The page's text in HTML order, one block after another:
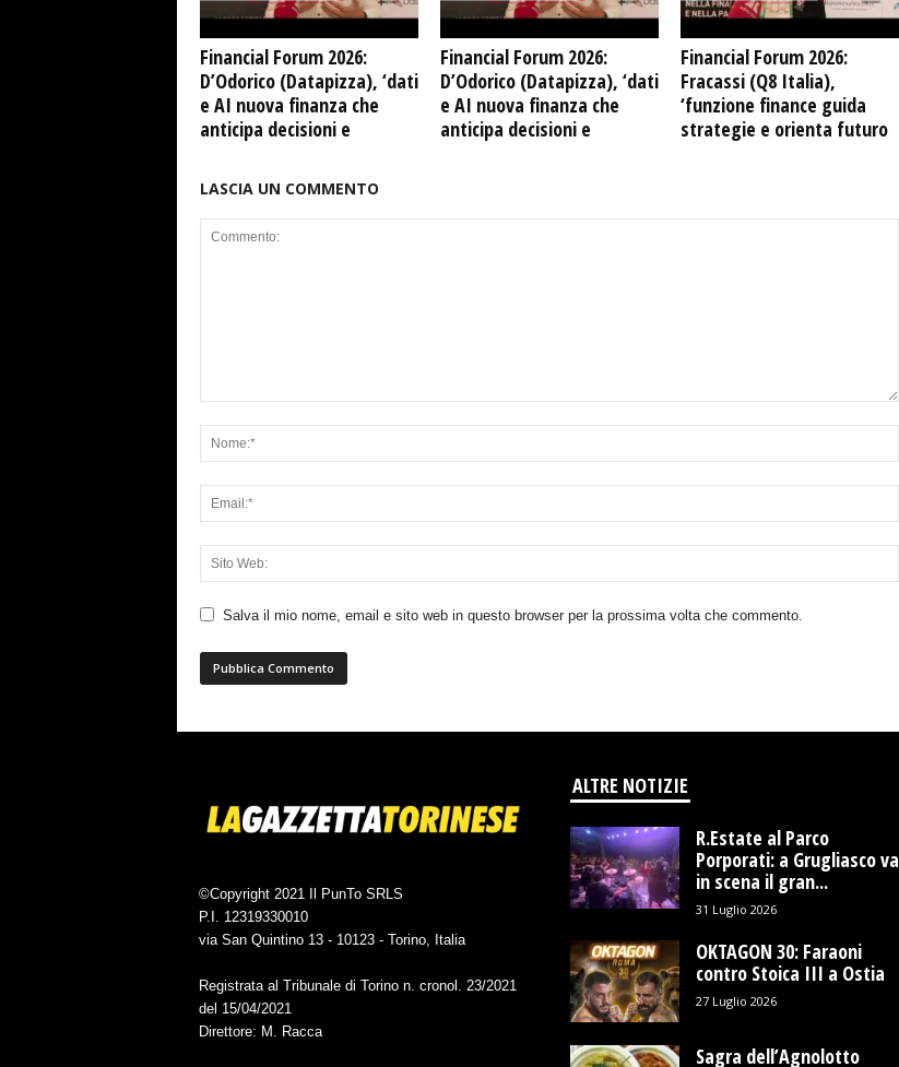
Financial Forum 2026:
D’Odorico (Datapizza), ‘dati
e AI nuova finanza che
anticipa decisioni e
Financial Forum 2026:
D’Odorico (Datapizza), ‘dati
e AI nuova finanza che
anticipa decisioni e
Financial Forum 2026:
Fracassi (Q8 Italia),
‘funzione finance guida
strategie e orienta futuro
LASCIA UN COMMENTO
Salva il mio nome, email e sito web in questo browser per la prossima volta che commento.
©Copyright 2021 Il PunTo SRLS
P.I. 12319330010
via San Quintino 13 - 10123 - Torino, Italia
Registrata al Tribunale di Torino n. cronol. 23/2021
del 15/04/2021
Direttore: M. Racca
ALTRE NOTIZIE
R.Estate al Parco
Porporati: a Grugliasco va
in scena il gran...
31 Luglio 2026
OKTAGON 30: Faraoni
contro Stoica III a Ostia
27 Luglio 2026
Sagra dell’Agnolotto